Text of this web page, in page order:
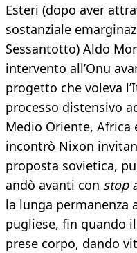
Esteri (dopo aver
sostanziale
Sessantotto) Aldo
intervento all’Onu
progetto che voleva
processo distensivo
Medio Oriente, Africa
incontrò Nixon
proposta sovietica,
andò avanti con stop
la lunga permanenza
pugliese, fin quando
prese corpo, dando